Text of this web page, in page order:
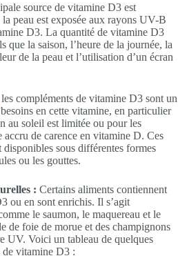
source de vitamine D3 est
peau est exposée aux rayons UV-B
D3. La quantité de vitamine D3
que la saison, l’heure de la journée, la
de la peau et l’utilisation d’un écran
les compléments de vitamine D3 sont un
en cette vitamine, en particulier
au soleil est limitée ou pour les
accru de carence en vitamine D. Ces
sous différentes formes
ou les gouttes.
: Certains aliments contiennent
ou en sont enrichis. Il s’agit
le saumon, le maquereau et le
de foie de morue et des champignons
UV. Voici un tableau de quelques
de vitamine D3 :